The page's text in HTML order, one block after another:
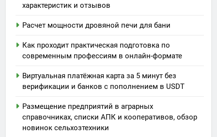
характеристик и отзывов
Расчет мощности дровяной печи для бани
Как проходит практическая подготовка по
современным профессиям в онлайн-формате
Виртуальная платёжная карта за 5 минут без
верификации и банков с пополнением в USDT
Размещение предприятий в аграрных
справочниках, списки АПК и кооперативов, обзор
новинок сельхозтехники